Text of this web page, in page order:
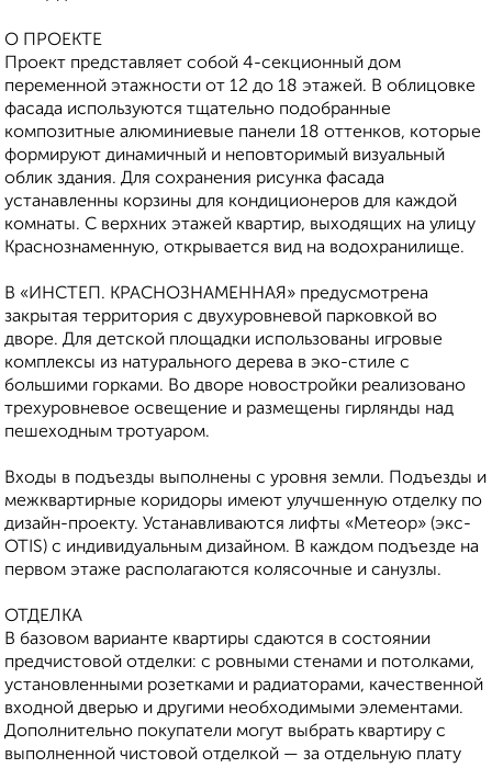
О ПРОЕКТЕ
Проект представляет собой 4-секционный дом
переменной этажности от 12 до 18 этажей. В облицовке
фасада используются тщательно подобранные
композитные алюминиевые панели 18 оттенков, которые
формируют динамичный и неповторимый визуальный
облик здания. Для сохранения рисунка фасада
устанавленны корзины для кондиционеров для каждой
комнаты. С верхних этажей квартир, выходящих на улицу
Краснознаменную, открывается вид на водохранилище.
В «ИНСТЕП. КРАСНОЗНАМЕННАЯ» предусмотрена
закрытая территория с двухуровневой парковкой во
дворе. Для детской площадки использованы игровые
комплексы из натурального дерева в эко-стиле с
большими горками. Во дворе новостройки реализовано
трехуровневое освещение и размещены гирлянды над
пешеходным тротуаром.
Входы в подъезды выполнены с уровня земли. Подъезды и
межквартирные коридоры имеют улучшенную отделку по
дизайн-проекту. Устанавливаются лифты «Метеор» (экс-
OTIS) с индивидуальным дизайном. В каждом подъезде на
первом этаже располагаются колясочные и санузлы.
ОТДЕЛКА
В базовом варианте квартиры сдаются в состоянии
предчистовой отделки: с ровными стенами и потолками,
установленными розетками и радиаторами, качественной
входной дверью и другими необходимыми элементами.
Дополнительно покупатели могут выбрать квартиру с
выполненной чистовой отделкой — за отдельную плату